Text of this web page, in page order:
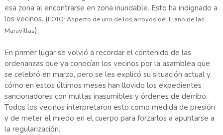
esa zona al encontrarse en zona inundable. Esto ha indignado a
los vecinos. (FOTO: Aspecto de uno de los arroyos del Llano de las
Maravillas).
En primer lugar se volvió a recordar el contenido de las
ordenanzas que ya conocían los vecinos por la asamblea que
se celebró en marzo, pero se les explicó su situación actual y
cómo en estos últimos meses han llovido los expedientes
sancionadores con multas inasumibles y órdenes de derribo.
Todos los vecinos interpretaron esto como medida de presión
y de meter el miedo en el cuerpo para forzarlos a apuntarse a
la regularización.